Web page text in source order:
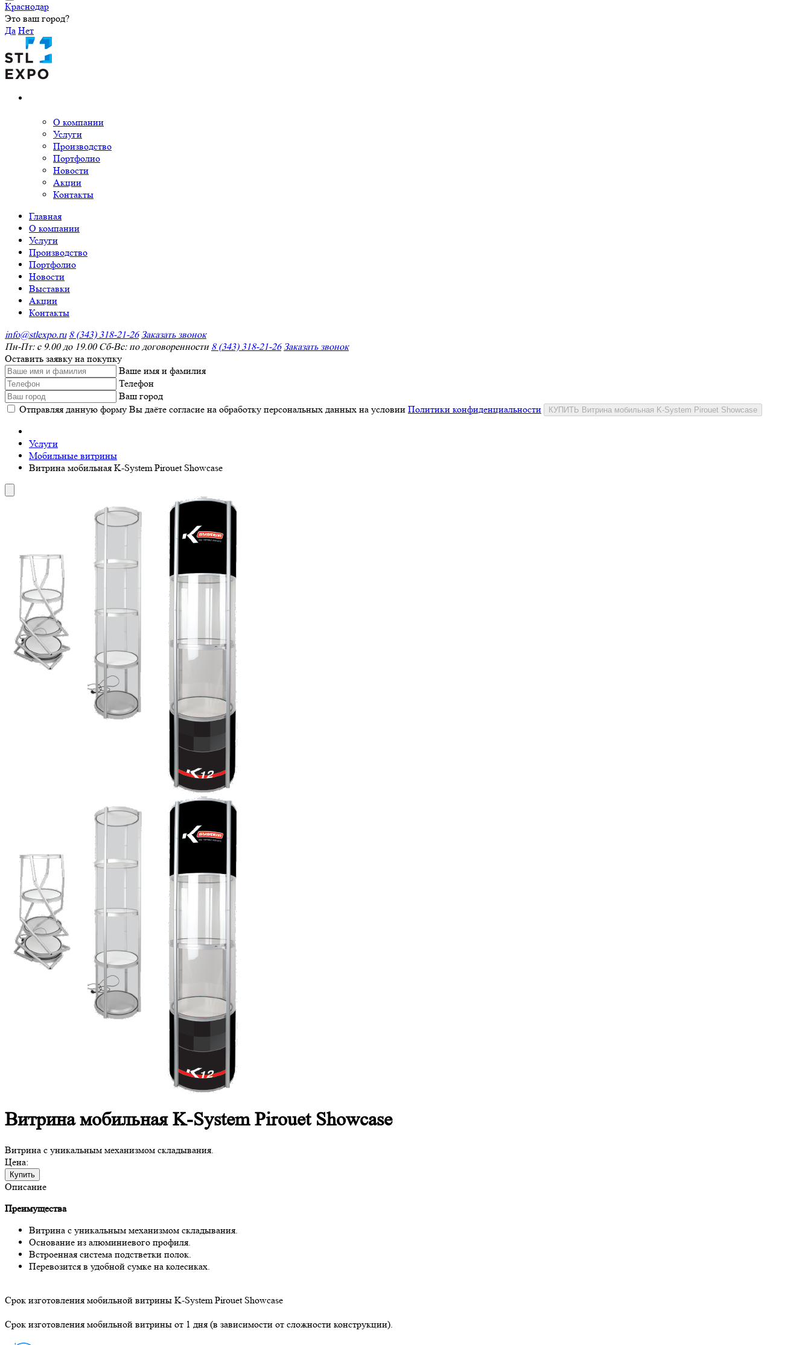
Краснодар
Это ваш город?
Да Нет
О компании
Услуги
Производство
Портфолио
Новости
Акции
Контакты
Главная
О компании
Услуги
Производство
Портфолио
Новости
Выставки
Акции
Контакты
info@stlexpo.ru 8 (343) 318-21-26 Заказать звонок
Пн-Пт: с 9.00 до 19.00 Сб-Вс: по договоренности 8 (343) 318-21-26 Заказать звонок
Оставить заявку на покупку
Ваше имя и фамилия
Телефон
Ваш город
Отправляя данную форму Вы даёте согласие на обработку персональных данных на условии Политики конфиденциальности КУПИТЬ Витрина мобильная K-System Pirouet Showcase
Услуги
Мобильные витрины
Витрина мобильная K-System Pirouet Showcase
Витрина мобильная K-System Pirouet Showcase
Витрина с уникальным механизмом складывания.
Цена:
Купить
Описание
Преимущества
Витрина с уникальным механизмом складывания.
Основание из алюминиевого профиля.
Встроенная система подстветки полок.
Перевозится в удобной сумке на колесиках.
Срок изготовления мобильной витрины K-System Pirouet Showcase
Срок изготовления мобильной витрины от 1 дня (в зависимости от сложности конструкции).